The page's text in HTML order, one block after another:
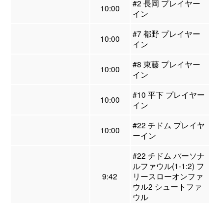
10:00
#2 長岡 プレイヤー
イン
10:00
#7 都野 プレイヤー
イン
10:00
#8 東藤 プレイヤー
イン
10:00
#10 平下 プレイヤー
イン
10:00
#22 チドム プレイヤ
ーイン
9:42
#22 チドム パーソナ
ルファウル(1-1:2) フ
リースローオンファ
ウル2 シュートファ
ウル